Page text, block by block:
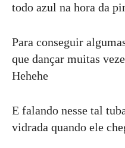
todo azul na hora da
Para conseguir
que dançar muitas
Hehehe
E falando nesse tal
vidrada quando ele